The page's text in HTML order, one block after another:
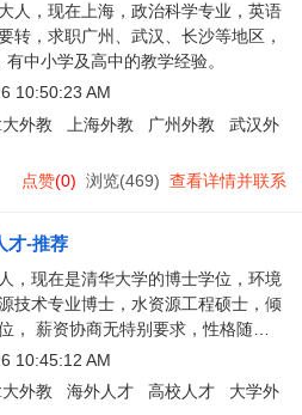
人，现在上海，政治科学专业，英语
转，求职广州、武汉、长沙等地区，
中小学及高中的教学经验。
10:50:23 AM
外教 上海外教 广州外教
武汉外
点赞(0) 浏览(469) 查看详情并联系
才-推荐
，现在是清华大学的博士学位，环境
技术专业博士，水资源工程硕士，倾
， 薪资协商无特别要求，性格随
10:45:12 AM
外教 海外人才 高校人才
大学外